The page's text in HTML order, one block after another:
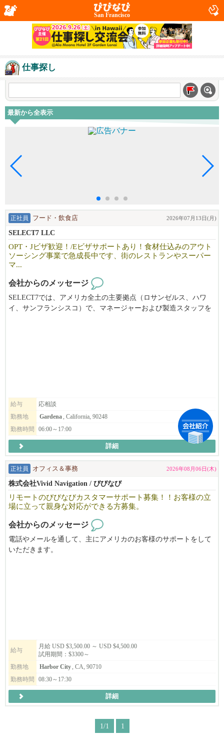
San Francisco
仕事探し
最新から全表示
正社員 フード・飲食店 2026年07月13日(月)
SELECT7 LLC
OPT・Jビザ歓迎！/Eビザサポートあり！食材仕込みのアウト
ソーシング事業で急成長中です、街のレストランやスーパー
マ...
会社からのメッセージ
SELECT7では、アメリカ全土の主要拠点（ロサンゼルス、ハワ
イ、サンフランシスコ）で、マネージャーおよび製造スタッフを
ある人材をより集中させられるよう、野菜などの食材を下ごしら
えした商品をフレッシュな状態のままお届けするサービスを提供
給与
応相談
勤務地
Gardena, California, 90248
勤務時間
06:00～17:00
詳細
正社員 オフィス＆事務 2026年08月06日(木)
株式会社Vivid Navigation / びびなび
リモートのびびなびカスタマーサポート募集！！お客様の立
場に立って親身な対応ができる方募集。
会社からのメッセージ
電話やメールを通して、主にアメリカのお客様のサポートをして
いただきます。
給与
月給 USD $3,500.00 ～ USD $4,500.00
試用期間：$3300～
勤務地
Harbor City , CA, 90710
勤務時間
08:30～17:30
詳細
1/1 1